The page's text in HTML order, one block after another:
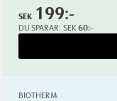
SEK 199:-
DU SPARAR: SEK 60:-
BIOTHERM